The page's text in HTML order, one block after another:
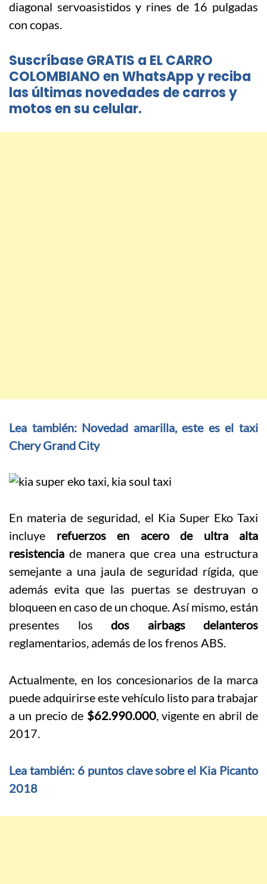
diagonal servoasistidos y rines de 16 pulgadas
con copas.
Suscríbase GRATIS a EL CARRO
COLOMBIANO en WhatsApp y reciba
las últimas novedades de carros y
motos en su celular.
Lea también: Novedad amarilla, este es el taxi
Chery Grand City
En materia de seguridad, el Kia Super Eko Taxi
incluye refuerzos en acero de ultra alta
resistencia de manera que crea una estructura
semejante a una jaula de seguridad rígida, que
además evita que las puertas se destruyan o
bloqueen en caso de un choque. Así mismo, están
presentes los dos airbags delanteros
reglamentarios, además de los frenos ABS.
Actualmente, en los concesionarios de la marca
puede adquirirse este vehículo listo para trabajar
a un precio de $62.990.000, vigente en abril de
2017.
Lea también: 6 puntos clave sobre el Kia Picanto
2018